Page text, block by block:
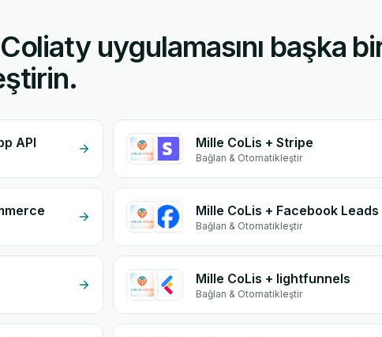
uygulamasını başka
API Mille CoLis + Stripe
Bağlan & Otomatikleştir
Mille CoLis + Facebook Leads
Bağlan & Otomatikleştir
Mille CoLis + lightfunnels
Bağlan & Otomatikleştir